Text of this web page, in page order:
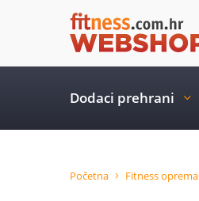
Dodaci prehrani
Početna Fitness oprema